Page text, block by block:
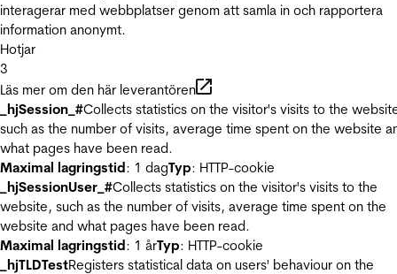
interagerar med webbplatser genom att samla in och rapportera
information anonymt.
Hotjar
3
Läs mer om den här leverantören
_hjSession_#Collects statistics on the visitor's visits to the
such as the number of visits, average time spent on the website
what pages have been read.
Maximal lagringstid: 1 dagTyp: HTTP-cookie
_hjSessionUser_#Collects statistics on the visitor's visits to the
website, such as the number of visits, average time spent on the
website and what pages have been read.
Maximal lagringstid: 1 årTyp: HTTP-cookie
_hjTLDTestRegisters statistical data on users' behaviour on the